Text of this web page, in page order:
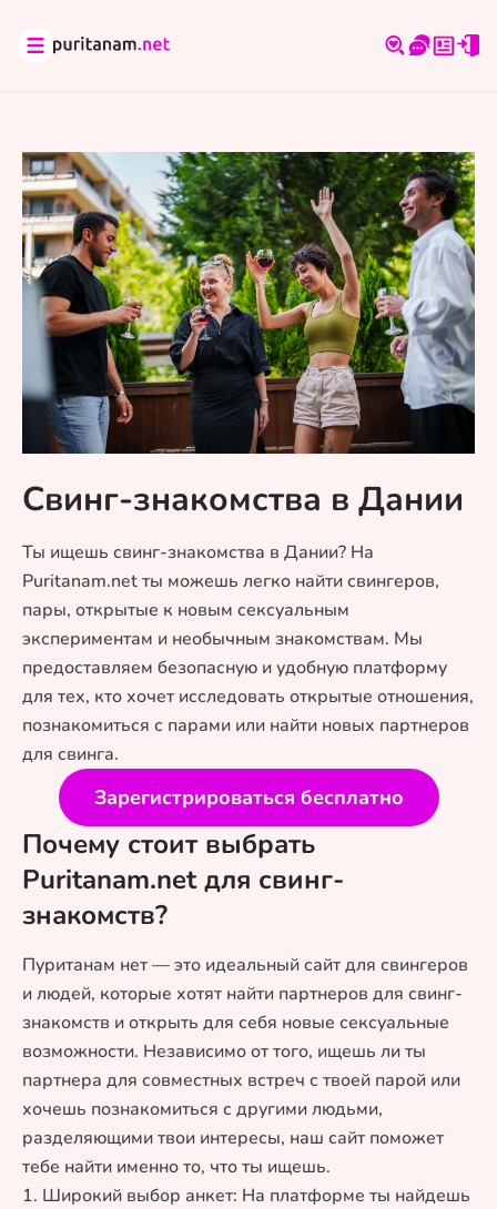
Свинг-знакомства в Дании
Ты ищешь свинг-знакомства в Дании? На
Puritanam.net ты можешь легко найти свингеров,
пары, открытые к новым сексуальным
экспериментам и необычным знакомствам. Мы
предоставляем безопасную и удобную платформу
для тех, кто хочет исследовать открытые отношения,
познакомиться с парами или найти новых партнеров
для свинга.
Зарегистрироваться бесплатно
Почему стоит выбрать
Puritanam.net для свинг-
знакомств?
Пуританам нет — это идеальный сайт для свингеров
и людей, которые хотят найти партнеров для свинг-
знакомств и открыть для себя новые сексуальные
возможности. Независимо от того, ищешь ли ты
партнера для совместных встреч с твоей парой или
хочешь познакомиться с другими людьми,
разделяющими твои интересы, наш сайт поможет
тебе найти именно то, что ты ищешь.
1. Широкий выбор анкет: На платформе ты найдешь